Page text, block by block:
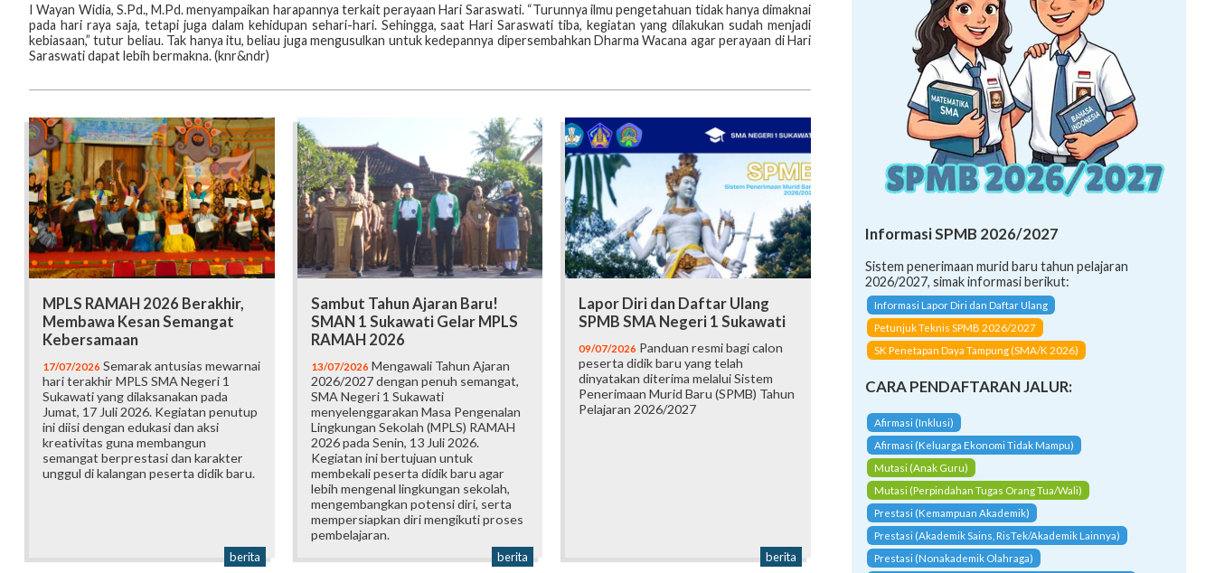
I Wayan Widia, S.Pd., M.Pd. menyampaikan harapannya terkait perayaan Hari Saraswati. “Turunnya ilmu pengetahuan tidak hanya dimaknai
pada hari raya saja, tetapi juga dalam kehidupan sehari-hari. Sehingga, saat Hari Saraswati tiba, kegiatan yang dilakukan sudah menjadi
kebiasaan,” tutur beliau. Tak hanya itu, beliau juga mengusulkan untuk kedepannya dipersembahkan Dharma Wacana agar perayaan di Hari
Saraswati dapat lebih bermakna. (knr&ndr)
MPLS RAMAH 2026 Berakhir,
Membawa Kesan Semangat
Kebersamaan
17/07/2026 Semarak antusias mewarnai
hari terakhir MPLS SMA Negeri 1
Sukawati yang dilaksanakan pada
Jumat, 17 Juli 2026. Kegiatan penutup
ini diisi dengan edukasi dan aksi
kreativitas guna membangun
semangat berprestasi dan karakter
unggul di kalangan peserta didik baru.
berita
Sambut Tahun Ajaran Baru!
SMAN 1 Sukawati Gelar MPLS
RAMAH 2026
13/07/2026 Mengawali Tahun Ajaran
2026/2027 dengan penuh semangat,
SMA Negeri 1 Sukawati
menyelenggarakan Masa Pengenalan
Lingkungan Sekolah (MPLS) RAMAH
2026 pada Senin, 13 Juli 2026.
Kegiatan ini bertujuan untuk
membekali peserta didik baru agar
lebih mengenal lingkungan sekolah,
mengembangkan potensi diri, serta
mempersiapkan diri mengikuti proses
pembelajaran.
berita
Lapor Diri dan Daftar Ulang
SPMB SMA Negeri 1 Sukawati
09/07/2026 Panduan resmi bagi calon
peserta didik baru yang telah
dinyatakan diterima melalui Sistem
Penerimaan Murid Baru (SPMB) Tahun
Pelajaran 2026/2027
berita
Informasi SPMB 2026/2027
Sistem penerimaan murid baru tahun pelajaran
2026/2027, simak informasi berikut:
Informasi Lapor Diri dan Daftar Ulang
Petunjuk Teknis SPMB 2026/2027
SK Penetapan Daya Tampung (SMA/K 2026)
CARA PENDAFTARAN JALUR:
Afirmasi (Inklusi)
Afirmasi (Keluarga Ekonomi Tidak Mampu)
Mutasi (Anak Guru)
Mutasi (Perpindahan Tugas Orang Tua/Wali)
Prestasi (Kemampuan Akademik)
Prestasi (Akademik Sains, RisTek/Akademik Lainnya)
Prestasi (Nonakademik Olahraga)